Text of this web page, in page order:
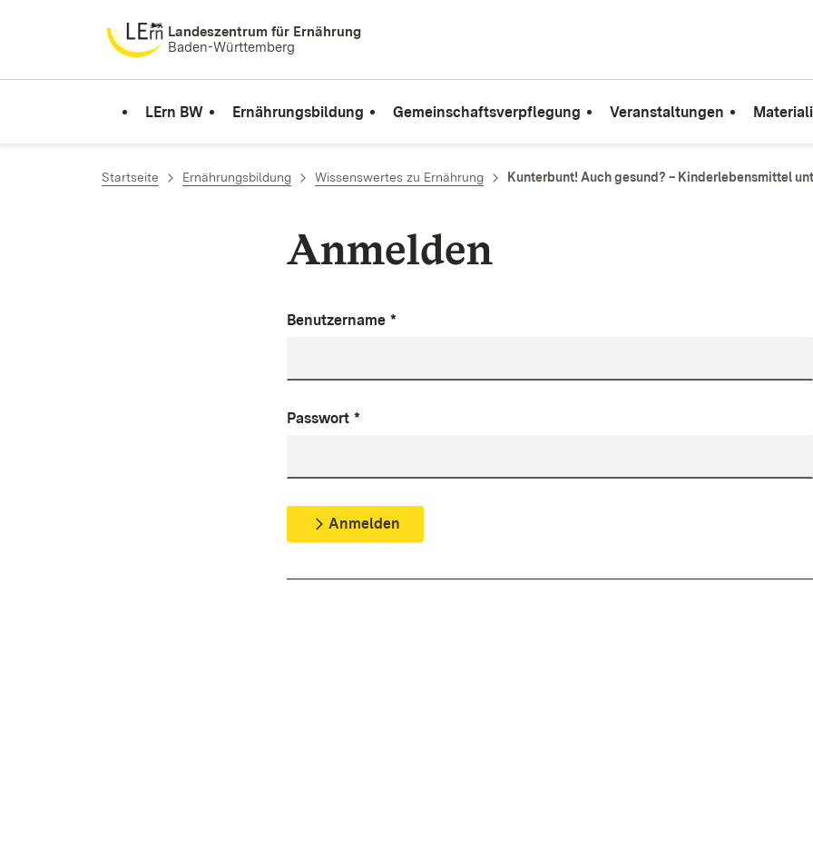
Zum Inhalt springenLandeszentrum für Ernährung
Baden-Württemberg
LErn BW Ernährungsbildung Gemeinschaftsverpflegung Veranstaltungen
Startseite Ernährungsbildung Wissenswertes zu Ernährung Kunterbunt! Auch gesund? – Kinderlebensmittel
Anmelden
Benutzername *
Passwort *
Anmelden